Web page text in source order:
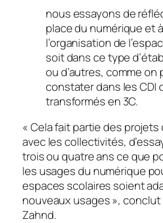
nous essayons de
place du numérique et à
l’organisation de
soit dans ce type
ou d’autres, comme on
constater dans les CDI
transformés en 3C.
«Cela fait partie des projets
avec les collectivités,
trois ou quatre ans ce que
les usages du numérique
espaces scolaires soient
nouveaux usages», conclut
Zahnd.